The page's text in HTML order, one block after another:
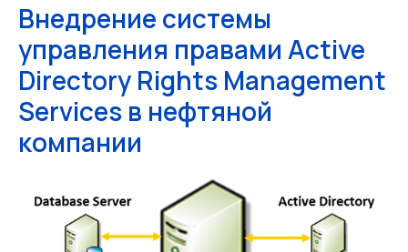
Внедрение системы
управления правами Active
Directory Rights Management
Services в нефтяной
компании